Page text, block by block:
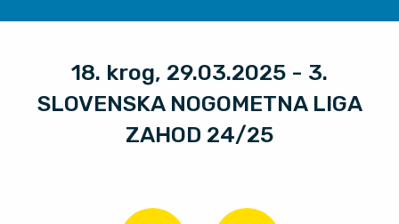
18. krog, 29.03.2025 - 3.
SLOVENSKA NOGOMETNA LIGA
ZAHOD 24/25